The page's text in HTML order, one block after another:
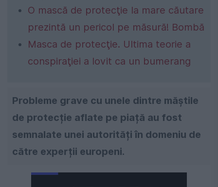
O mască de protecţie la mare căutare
prezintă un pericol pe măsură! Bombă
Masca de protecţie. Ultima teorie a
conspiraţiei a lovit ca un bumerang
Probleme grave cu unele dintre măștile
de protecție aflate pe piață au fost
semnalate unei autorități în domeniu de
către experții europeni.